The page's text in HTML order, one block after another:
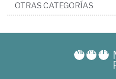
OTRAS CATEGORÍAS